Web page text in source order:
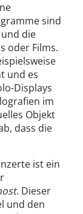
sind
die
oder Films.
und es
Displays
im
Objekt
dass die
ist ein
. Dieser
und den